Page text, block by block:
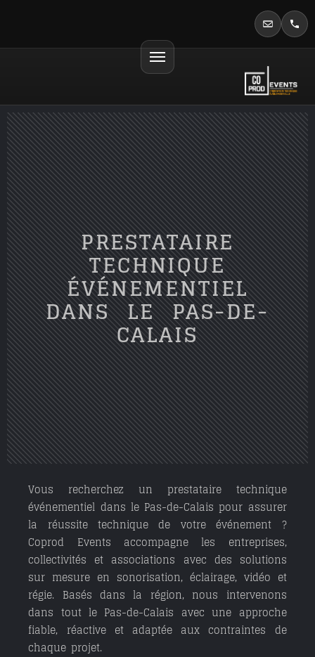
PRESTATAIRE
TECHNIQUE
ÉVÉNEMENTIEL
DANS LE PAS-DE-
CALAIS
Vous recherchez un prestataire technique
événementiel dans le Pas-de-Calais pour assurer
la réussite technique de votre événement ?
Coprod Events accompagne les entreprises,
collectivités et associations avec des solutions
sur mesure en sonorisation, éclairage, vidéo et
régie. Basés dans la région, nous intervenons
dans tout le Pas-de-Calais avec une approche
fiable, réactive et adaptée aux contraintes de
chaque projet.